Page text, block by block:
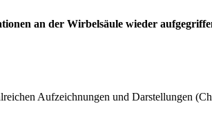
an der Wirbelsäule wieder
Aufzeichnungen und Darstellungen